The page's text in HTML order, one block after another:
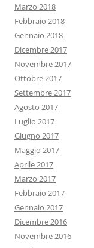
Marzo 2018
Febbraio 2018
Gennaio 2018
Dicembre 2017
Novembre 2017
Ottobre 2017
Settembre 2017
Agosto 2017
Luglio 2017
Giugno 2017
Maggio 2017
Aprile 2017
Marzo 2017
Febbraio 2017
Gennaio 2017
Dicembre 2016
Novembre 2016